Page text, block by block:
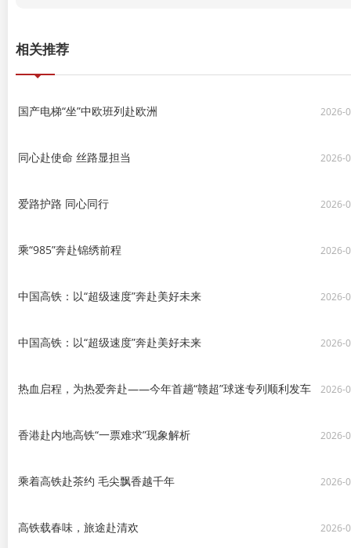
相关推荐
国产电梯“坐”中欧班列赴欧洲 2026-
同心赴使命 丝路显担当 2026-
爱路护路 同心同行 2026-
乘“985”奔赴锦绣前程 2026-
中国高铁：以“超级速度”奔赴美好未来 2026-
中国高铁：以“超级速度”奔赴美好未来 2026-
热血启程，为热爱奔赴——今年首趟“赣超”球迷专列顺利发车 2026-
香港赴内地高铁“一票难求”现象解析 2026-
乘着高铁赴茶约 毛尖飘香越千年 2026-
高铁载春味，旅途赴清欢 2026-